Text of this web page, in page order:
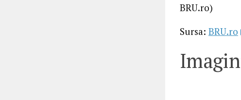
BRU.ro)
Sursa: BRU.ro